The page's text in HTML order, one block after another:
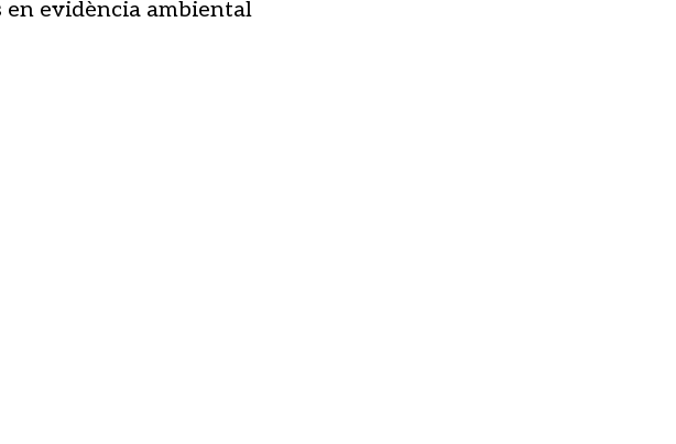
en evidència ambiental